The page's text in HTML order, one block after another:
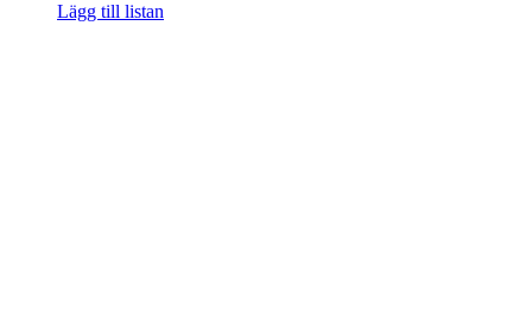
Lägg till listan